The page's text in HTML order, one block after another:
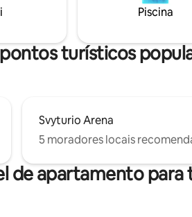
luzes
sauna extra
Piscina
turísticos
Svyturio Arena
5 moradores locais
de apartamento para